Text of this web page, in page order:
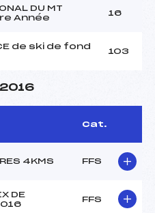
DU MT
Année
16
de ski de fond
103
Cat.
4KMS FFS
DE
FFS